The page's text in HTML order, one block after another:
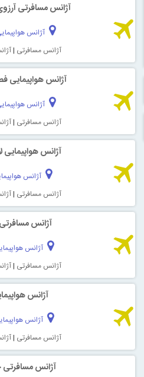
آژانس مسافرتی
آژانس
آژانس مسافرتی |
آژانس هواپیمایی
آژانس
آژانس مسافرتی |
آژانس
آژانس
آژانس مسافرتی |
آژانس
آژانس
آژانس مسافرتی |
آژانس
آژانس
آژانس مسافرتی |
آژانس